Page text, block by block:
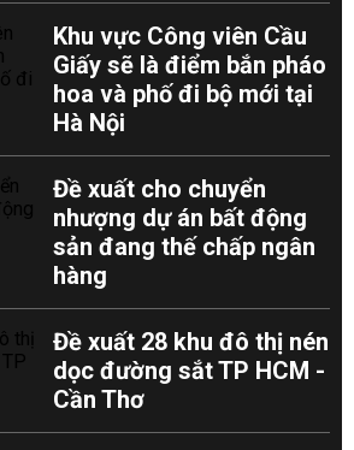
Khu vực Công viên Cầu
Giấy sẽ là điểm bắn pháo
hoa và phố đi bộ mới tại
Hà Nội
Đề xuất cho chuyển
nhượng dự án bất động
sản đang thế chấp ngân
hàng
Đề xuất 28 khu đô thị nén
dọc đường sắt TP HCM -
Cần Thơ